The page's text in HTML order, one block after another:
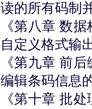
读的所有码制
《第八章 数
自定义格式输
《第九章 前
编辑条码信息
《第十章 批